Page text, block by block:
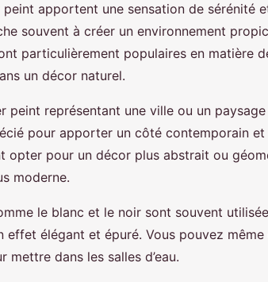
peint apportent une sensation de sérénité
souvent à créer un environnement
particulièrement populaires en matière
un décor naturel.
peint représentant une ville ou un
pour apporter un côté contemporain et
opter pour un décor plus abstrait ou
moderne.
le blanc et le noir sont souvent
effet élégant et épuré. Vous pouvez
mettre dans les salles d’eau.